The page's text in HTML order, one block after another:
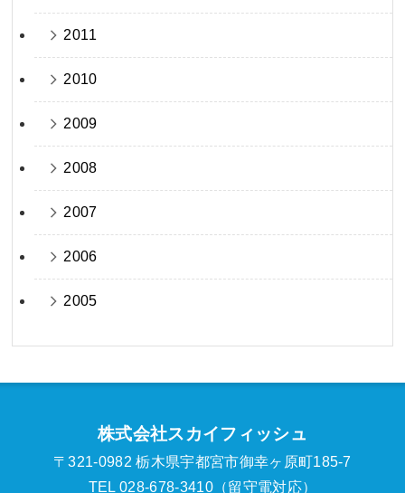
2011
2010
2009
2008
2007
2006
2005
株式会社スカイフィッシュ
〒321-0982 栃木県宇都宮市御幸ヶ原町185-7
TEL 028-678-3410（留守電対応）